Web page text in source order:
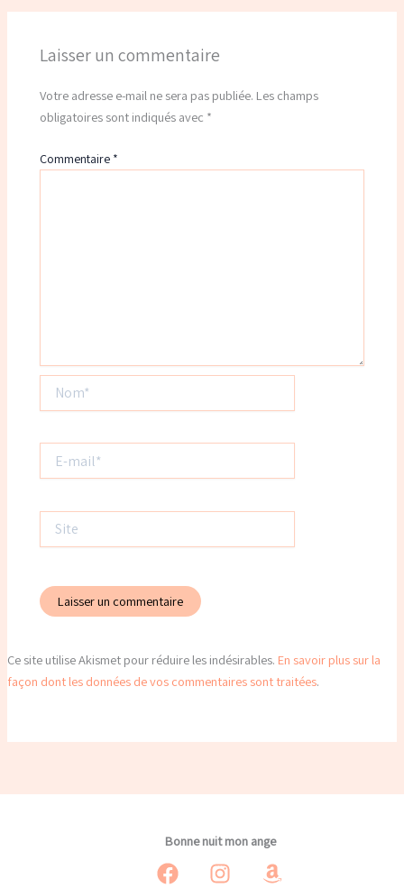
Laisser un commentaire
Votre adresse e-mail ne sera pas publiée. Les champs
obligatoires sont indiqués avec *
Commentaire *
mail*
Ce site utilise Akismet pour réduire les indésirables. En savoir plus sur la
façon dont les données de vos commentaires sont traitées.
Bonne nuit mon ange